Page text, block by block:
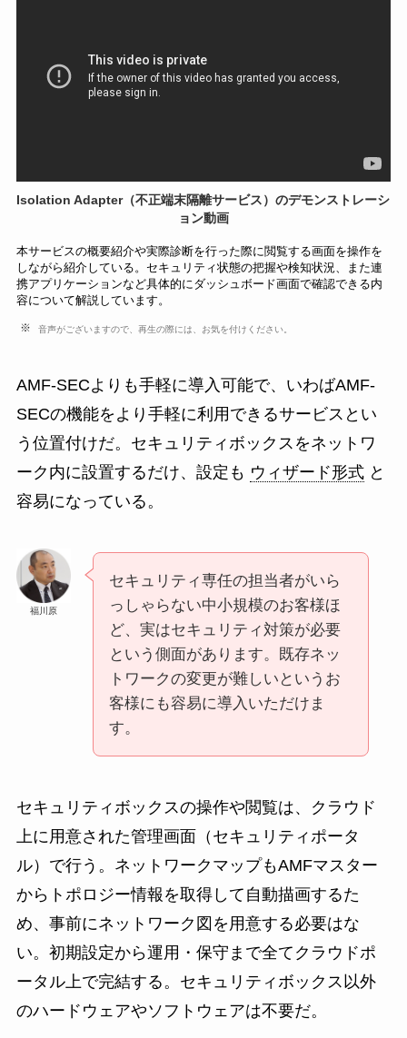
Isolation Adapter（不正端末隔離サービス）のデモンストレーシ
ョン動画
本サービスの概要紹介や実際診断を行った際に閲覧する画面を操作を
しながら紹介している。セキュリティ状態の把握や検知状況、また連
携アプリケーションなど具体的にダッシュボード画面で確認できる内
容について解説しています。
音声がございますので、再生の際には、お気を付けください。
AMF-SECよりも手軽に導入可能で、いわばAMF-
SECの機能をより手軽に利用できるサービスとい
う位置付けだ。セキュリティボックスをネットワ
ーク内に設置するだけ、設定も ウィザード形式と
容易になっている。
福川原
セキュリティ専任の担当者がいら
っしゃらない中小規模のお客様ほ
ど、実はセキュリティ対策が必要
という側面があります。既存ネッ
トワークの変更が難しいというお
客様にも容易に導入いただけま
す。
セキュリティボックスの操作や閲覧は、クラウド
上に用意された管理画面（セキュリティポータ
ル）で行う。ネットワークマップもAMFマスター
からトポロジー情報を取得して自動描画するた
め、事前にネットワーク図を用意する必要はな
い。初期設定から運用・保守まで全てクラウドポ
ータル上で完結する。セキュリティボックス以外
のハードウェアやソフトウェアは不要だ。